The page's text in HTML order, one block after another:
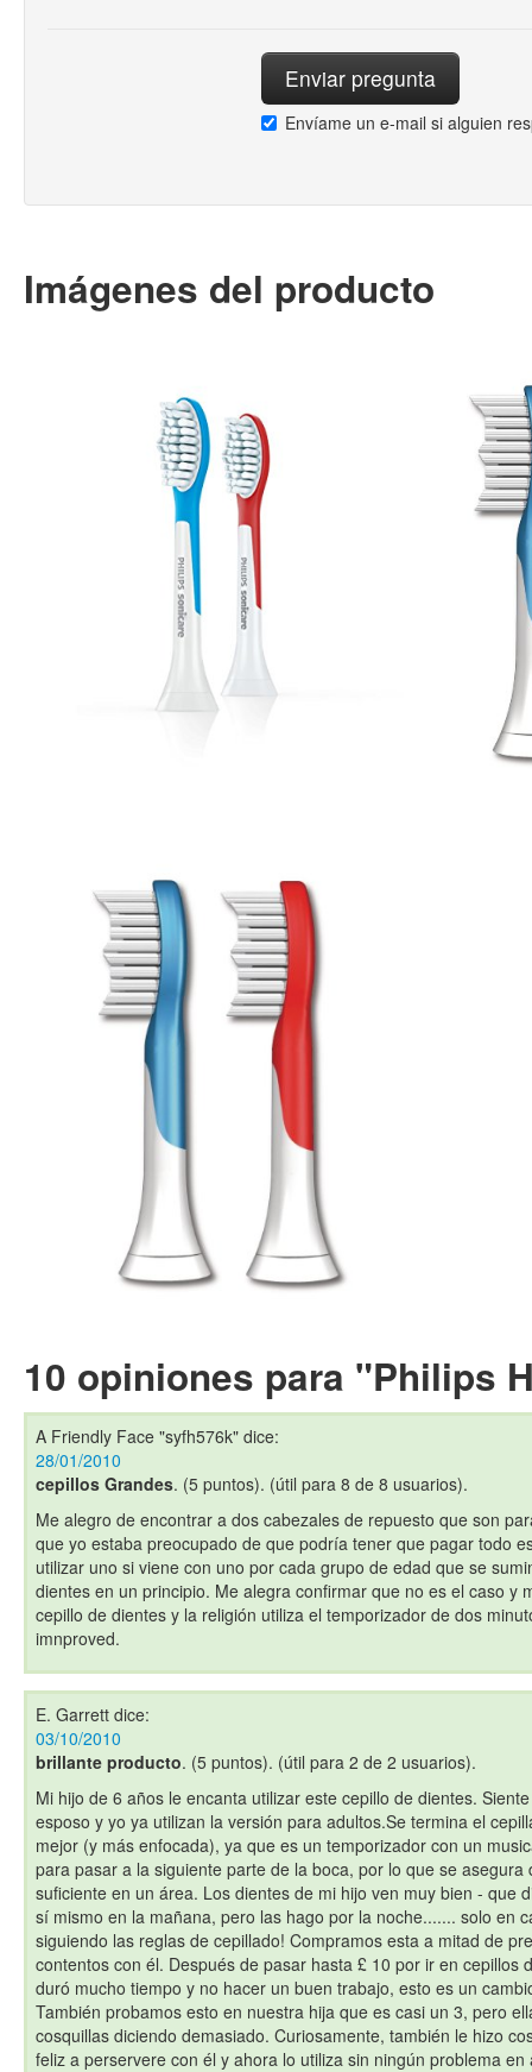
Envíame un e-mail si alguien
Imágenes del producto
10 opiniones para "Philips
A Friendly Face "syfh576k" dice:
28/01/2010
cepillos Grandes. (5 puntos). (útil para 8 de 8 usuarios).
Me alegro de encontrar a dos cabezales de repuesto que son
que yo estaba preocupado de que podría tener que pagar todo
utilizar uno si viene con uno por cada grupo de edad que se
dientes en un principio. Me alegra confirmar que no es el caso y
cepillo de dientes y la religión utiliza el temporizador de dos
imnproved.
E. Garrett dice:
03/10/2010
brillante producto. (5 puntos). (útil para 2 de 2 usuarios).
Mi hijo de 6 años le encanta utilizar este cepillo de dientes.
esposo y yo ya utilizan la versión para adultos.Se termina el
mejor (y más enfocada), ya que es un temporizador con un
para pasar a la siguiente parte de la boca, por lo que se
suficiente en un área. Los dientes de mi hijo ven muy bien - que
sí mismo en la mañana, pero las hago por la noche....... solo en
siguiendo las reglas de cepillado! Compramos esta a mitad de
contentos con él. Después de pasar hasta £ 10 por ir en cepillos
duró mucho tiempo y no hacer un buen trabajo, esto es un
También probamos esto en nuestra hija que es casi un 3, pero
cosquillas diciendo demasiado. Curiosamente, también le hizo
feliz a perservere con él y ahora lo utiliza sin ningún problema en